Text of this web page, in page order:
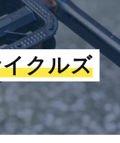
クルズ